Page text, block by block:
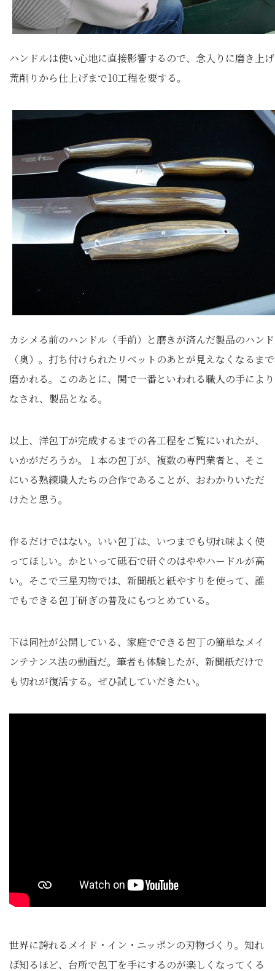
ハンドルは使い心地に直接影響するので、念入りに磨き上
荒削りから仕上げまで10工程を要する。
カシメる前のハンドル（手前）と磨きが済んだ製品のハン
（奥）。打ち付けられたリベットのあとが見えなくなるま
磨かれる。このあとに、関で一番といわれる職人の手によ
なされ、製品となる。
以上、洋包丁が完成するまでの各工程をご覧にいれたが、
いかがだろうか。１本の包丁が、複数の専門業者と、そこ
にいる熟練職人たちの合作であることが、おわかりいただ
けたと思う。
作るだけではない。いい包丁は、いつまでも切れ味よく使
ってほしい。かといって砥石で研ぐのはややハードルが高
い。そこで三星刃物では、新聞紙と紙やすりを使って、誰
でもできる包丁研ぎの普及にもつとめている。
下は同社が公開している、家庭でできる包丁の簡単なメイ
ンテナンス法の動画だ。筆者も体験したが、新聞紙だけで
も切れが復活する。ぜひ試していだきたい。
世界に誇れるメイド・イン・ニッポンの刃物づくり。知れ
ば知るほど、台所で包丁を手にするのが楽しくなってくる